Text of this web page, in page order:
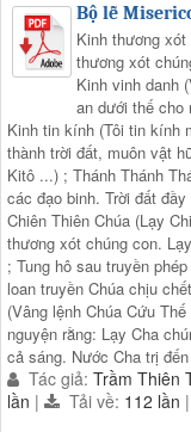
Bộ lễ
Kinh thương
thương xót
Kinh vinh danh
an dưới thế cho
Kinh tin kính (Tôi tin kính
thành trời đất, muôn vật
Kitô ...) ; Thánh Thánh
các đạo binh. Trời đất
Chiên Thiên Chúa (Lạy
thương xót chúng con.
; Tung hô sau truyền
loan truyền Chúa chịu
(Vâng lệnh Chúa Cứu
nguyện rằng: Lạy Cha
cả sáng. Nước Cha trị
Tác giả: Trầm Thiên
lần | Tải về: 112 lần |